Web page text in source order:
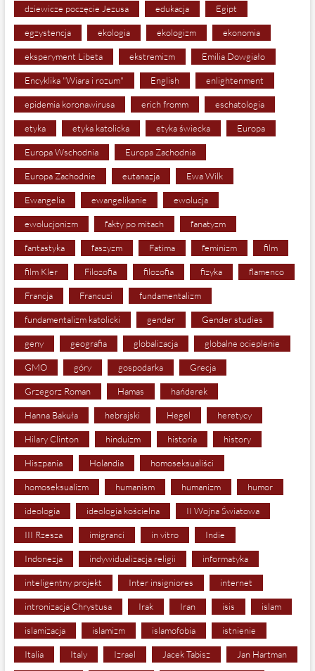
dziewicze poczęcie Jezusa edukacja Egipt
egzystencja ekologia ekologizm ekonomia
eksperyment Libeta ekstremizm Emilia Dowgiało
Encyklika "Wiara i rozum" English enlightenment
epidemia koronawirusa erich fromm eschatologia
etyka etyka katolicka etyka świecka Europa
Europa Wschodnia Europa Zachodnia
Europa Zachodnie eutanazja Ewa Wilk
Ewangelia ewangelikanie ewolucja
ewolucjonizm fakty po mitach fanatyzm
fantastyka faszyzm Fatima feminizm film
film Kler Filozofia filozofia fizyka flamenco
Francja Francuzi fundamentalizm
fundamentalizm katolicki gender Gender studies
geny geografia globalizacja globalne ocieplenie
GMO góry gospodarka Grecja
Grzegorz Roman Hamas hańderek
Hanna Bakuła hebrajski Hegel heretycy
Hilary Clinton hinduizm historia history
Hiszpania Holandia homoseksualiści
homoseksualizm humanism humanizm humor
ideologia ideologia kościelna II Wojna Światowa
III Rzesza imigranci in vitro Indie
Indonezja indywidualizacja religii informatyka
inteligentny projekt Inter insigniores internet
intronizacja Chrystusa Irak Iran isis islam
islamizacja islamizm islamofobia istnienie
Italia Italy Izrael Jacek Tabisz Jan Hartman